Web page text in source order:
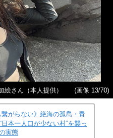
さん（本人提供） (画像 13/70)
繋がらない》絶海の孤島・青
本一人口が少ない村”を襲っ
実態